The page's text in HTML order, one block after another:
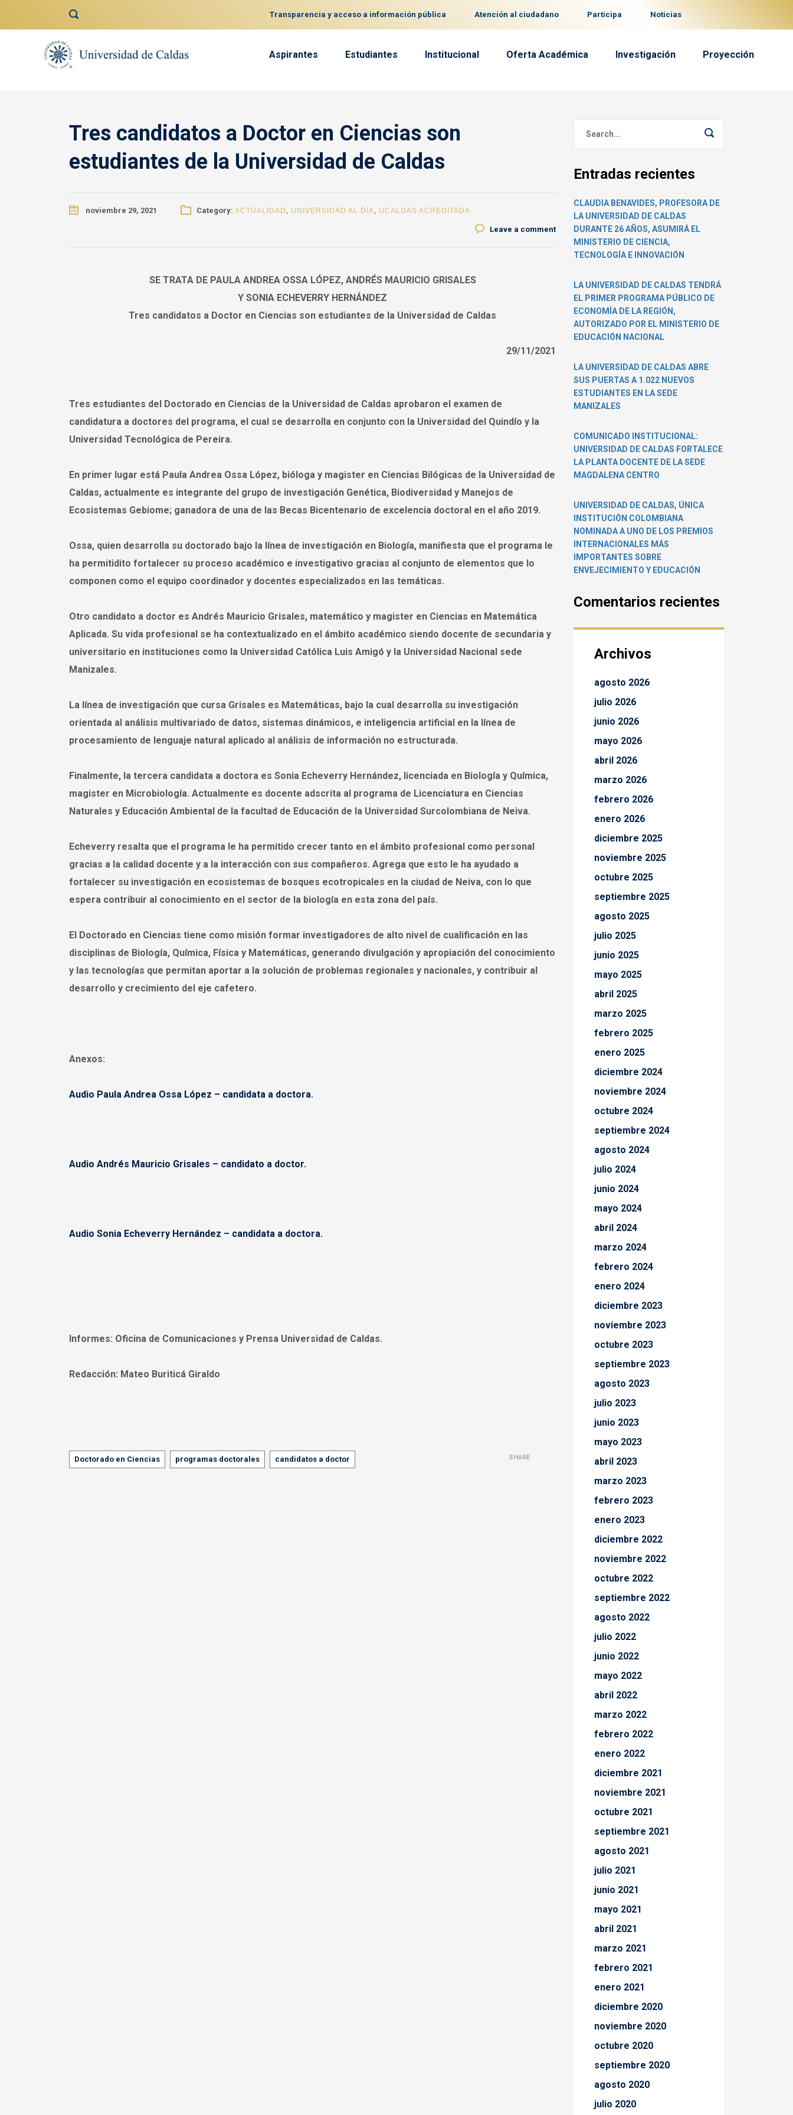
Transparencia y acceso a información pública Atención al ciudadano Participa Noticias
Aspirantes Estudiantes Institucional Oferta Académica Investigación Proyección
Tres candidatos a Doctor en Ciencias son
estudiantes de la Universidad de Caldas
noviembre 29, 2021 Category: ACTUALIDAD , UNIVERSIDAD AL DÍA, UCALDAS ACREDITADA
Leave a comment
SE TRATA DE PAULA ANDREA OSSA LÓPEZ, ANDRÉS MAURICIO GRISALES
Y SONIA ECHEVERRY HERNÁNDEZ
Tres candidatos a Doctor en Ciencias son estudiantes de la Universidad de Caldas
29/11/2021
Tres estudiantes del Doctorado en Ciencias de la Universidad de Caldas aprobaron el examen de
candidatura a doctores del programa, el cual se desarrolla en conjunto con la Universidad del Quindío y la
Universidad Tecnológica de Pereira.
En primer lugar está Paula Andrea Ossa López, bióloga y magister en Ciencias Bilógicas de la Universidad de
Caldas, actualmente es integrante del grupo de investigación Genética, Biodiversidad y Manejos de
Ecosistemas Gebiome; ganadora de una de las Becas Bicentenario de excelencia doctoral en el año 2019.
Ossa, quien desarrolla su doctorado bajo la línea de investigación en Biología, manifiesta que el programa le
ha permitidito fortalecer su proceso académico e investigativo gracias al conjunto de elementos que lo
componen como el equipo coordinador y docentes especializados en las temáticas.
Otro candidato a doctor es Andrés Mauricio Grisales, matemático y magister en Ciencias en Matemática
Aplicada. Su vida profesional se ha contextualizado en el ámbito académico siendo docente de secundaria y
universitario en instituciones como la Universidad Católica Luis Amigó y la Universidad Nacional sede
Manizales.
La línea de investigación que cursa Grisales es Matemáticas, bajo la cual desarrolla su investigación
orientada al análisis multivariado de datos, sistemas dinámicos, e inteligencia artificial en la línea de
procesamiento de lenguaje natural aplicado al análisis de información no estructurada.
Finalmente, la tercera candidata a doctora es Sonia Echeverry Hernández, licenciada en Biología y Química,
magister en Microbiología. Actualmente es docente adscrita al programa de Licenciatura en Ciencias
Naturales y Educación Ambiental de la facultad de Educación de la Universidad Surcolombiana de Neiva.
Echeverry resalta que el programa le ha permitido crecer tanto en el ámbito profesional como personal
gracias a la calidad docente y a la interacción con sus compañeros. Agrega que esto le ha ayudado a
fortalecer su investigación en ecosistemas de bosques ecotropicales en la ciudad de Neiva, con lo que
espera contribuir al conocimiento en el sector de la biología en esta zona del país.
El Doctorado en Ciencias tiene como misión formar investigadores de alto nivel de cualificación en las
disciplinas de Biología, Química, Física y Matemáticas, generando divulgación y apropiación del conocimiento
y las tecnologías que permitan aportar a la solución de problemas regionales y nacionales, y contribuir al
desarrollo y crecimiento del eje cafetero.
Anexos:
Audio Paula Andrea Ossa López – candidata a doctora.
Audio Andrés Mauricio Grisales – candidato a doctor.
Audio Sonia Echeverry Hernández – candidata a doctora.
Informes: Oficina de Comunicaciones y Prensa Universidad de Caldas.
Redacción: Mateo Buriticá Giraldo
Tags
Doctorado en Ciencias programas doctorales candidatos a doctor SHARE
Entradas recientes
CLAUDIA BENAVIDES, PROFESORA DE
LA UNIVERSIDAD DE CALDAS
DURANTE 26 AÑOS, ASUMIRÁ EL
MINISTERIO DE CIENCIA,
TECNOLOGÍA E INNOVACIÓN
LA UNIVERSIDAD DE CALDAS TENDRÁ
EL PRIMER PROGRAMA PÚBLICO DE
ECONOMÍA DE LA REGIÓN,
AUTORIZADO POR EL MINISTERIO DE
EDUCACIÓN NACIONAL
LA UNIVERSIDAD DE CALDAS ABRE
SUS PUERTAS A 1.022 NUEVOS
ESTUDIANTES EN LA SEDE
MANIZALES
COMUNICADO INSTITUCIONAL:
UNIVERSIDAD DE CALDAS FORTALECE
LA PLANTA DOCENTE DE LA SEDE
MAGDALENA CENTRO
UNIVERSIDAD DE CALDAS, ÚNICA
INSTITUCIÓN COLOMBIANA
NOMINADA A UNO DE LOS PREMIOS
INTERNACIONALES MÁS
IMPORTANTES SOBRE
ENVEJECIMIENTO Y EDUCACIÓN
Comentarios recientes
Archivos
agosto 2026
julio 2026
junio 2026
mayo 2026
abril 2026
marzo 2026
febrero 2026
enero 2026
diciembre 2025
noviembre 2025
octubre 2025
septiembre 2025
agosto 2025
julio 2025
junio 2025
mayo 2025
abril 2025
marzo 2025
febrero 2025
enero 2025
diciembre 2024
noviembre 2024
octubre 2024
septiembre 2024
agosto 2024
julio 2024
junio 2024
mayo 2024
abril 2024
marzo 2024
febrero 2024
enero 2024
diciembre 2023
noviembre 2023
octubre 2023
septiembre 2023
agosto 2023
julio 2023
junio 2023
mayo 2023
abril 2023
marzo 2023
febrero 2023
enero 2023
diciembre 2022
noviembre 2022
octubre 2022
septiembre 2022
agosto 2022
julio 2022
junio 2022
mayo 2022
abril 2022
marzo 2022
febrero 2022
enero 2022
diciembre 2021
noviembre 2021
octubre 2021
septiembre 2021
agosto 2021
julio 2021
junio 2021
mayo 2021
abril 2021
marzo 2021
febrero 2021
enero 2021
diciembre 2020
noviembre 2020
octubre 2020
septiembre 2020
agosto 2020
julio 2020